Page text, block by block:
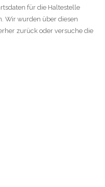
für die Haltestelle
Wir wurden über diesen
zurück oder versuche die